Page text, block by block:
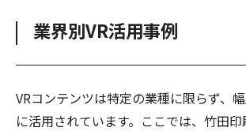
業界別VR活用事例
VRコンテンツは特定の業種に限らず、
に活用されています。ここでは、竹田